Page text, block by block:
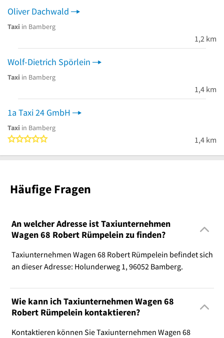
Oliver Dachwald
Taxi in Bamberg
1,2 km
Wolf-Dietrich Spörlein
Taxi in Bamberg
1,4 km
1a Taxi 24 GmbH
Taxi in Bamberg
1,4 km
Häufige Fragen
An welcher Adresse ist Taxiunternehmen
Wagen 68 Robert Rümpelein zu finden?
Taxiunternehmen Wagen 68 Robert Rümpelein befindet sich
an dieser Adresse: Holunderweg 1, 96052 Bamberg.
Wie kann ich Taxiunternehmen Wagen 68
Robert Rümpelein kontaktieren?
Kontaktieren können Sie Taxiunternehmen Wagen 68